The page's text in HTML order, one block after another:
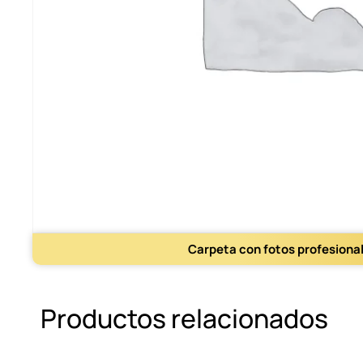
Carpeta con fotos
Productos relacionados